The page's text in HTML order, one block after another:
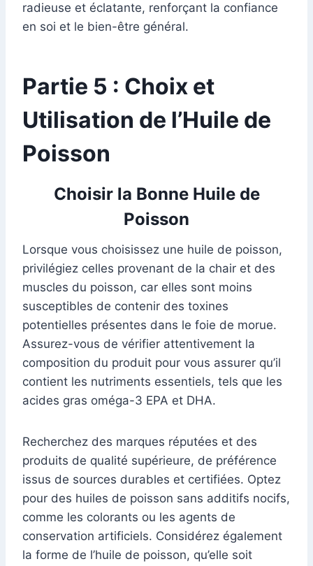
radieuse et éclatante, renforçant la confiance
en soi et le bien-être général.
Partie 5 : Choix et
Utilisation de l’Huile de
Poisson
Choisir la Bonne Huile de
Poisson
Lorsque vous choisissez une huile de poisson,
privilégiez celles provenant de la chair et des
muscles du poisson, car elles sont moins
susceptibles de contenir des toxines
potentielles présentes dans le foie de morue.
Assurez-vous de vérifier attentivement la
composition du produit pour vous assurer qu’il
contient les nutriments essentiels, tels que les
acides gras oméga-3 EPA et DHA.
Recherchez des marques réputées et des
produits de qualité supérieure, de préférence
issus de sources durables et certifiées. Optez
pour des huiles de poisson sans additifs nocifs,
comme les colorants ou les agents de
conservation artificiels. Considérez également
la forme de l’huile de poisson, qu’elle soit